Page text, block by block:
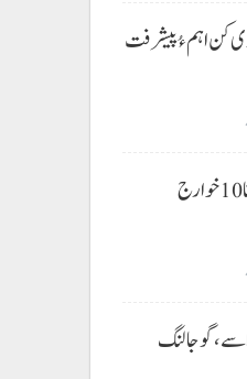
کن اہم ءُ پیشرفت
خیبر پختونخوا ٹی اِرا جتا کارروائی، فتنۃ الخوارج نا 10خوارج
اسے، گوجالنگ